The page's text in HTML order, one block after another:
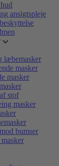
ansigtspleje
læbemasker
masker
masker
stof
masker
bumser